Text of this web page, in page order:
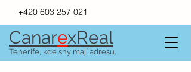
+420 603 257 021
CanarexReal
Tenerife, kde sny mají adresu.